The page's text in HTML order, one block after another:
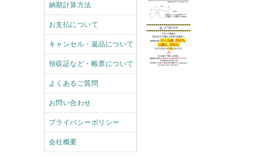
納期計算方法
お支払について
キャンセル・返品について
領収証など・帳票について
よくあるご質問
お問い合わせ
プライバシーポリシー
会社概要